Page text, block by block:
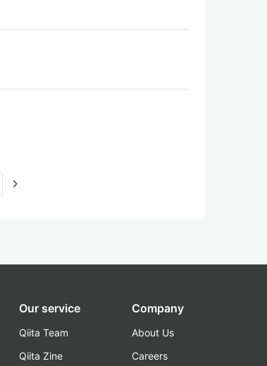
navigate_next
Our service
Qiita Team
Qiita Zine
Company
About Us
Careers